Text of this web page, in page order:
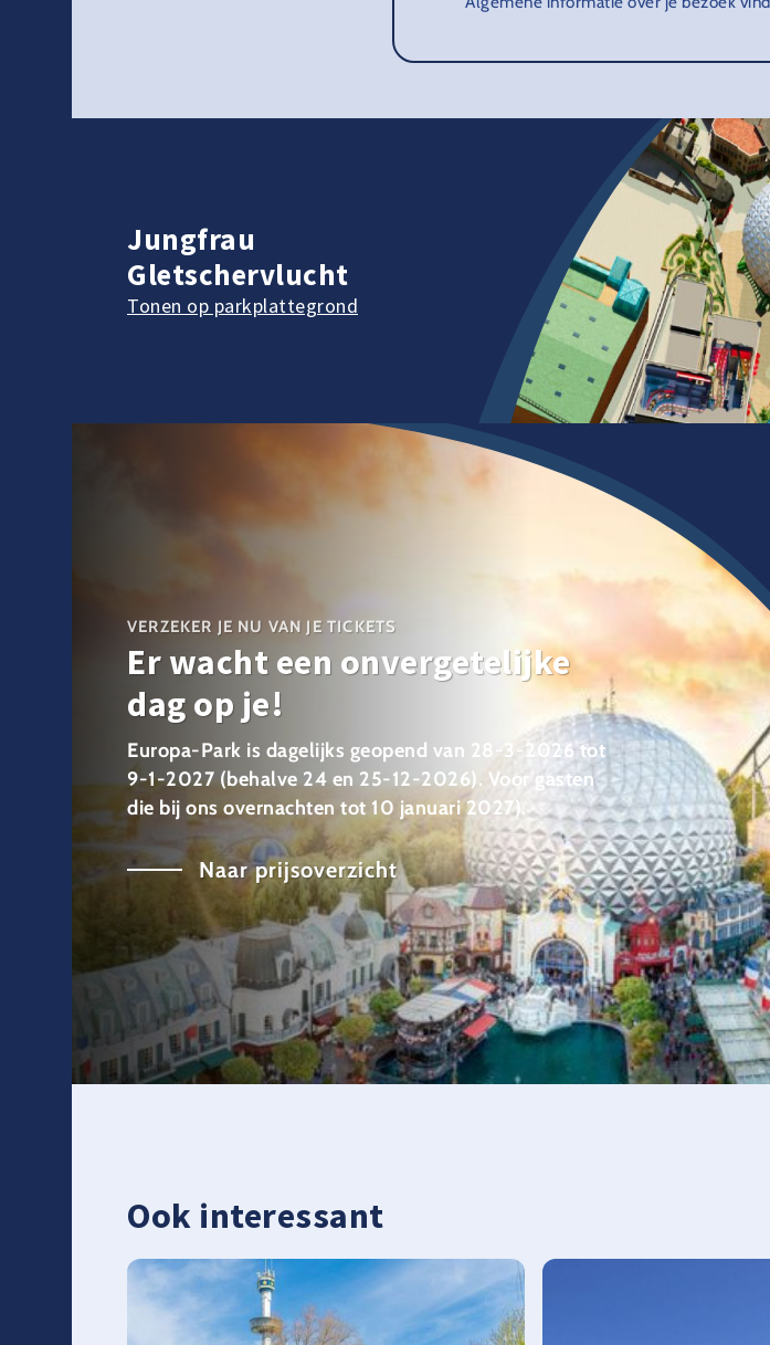
Jungfrau
Gletschervlucht
Tonen op parkplattegrond
VERZEKER JE NU VAN JE TICKETS
Er wacht een onvergetelijke
dag op je!
Europa-Park is dagelijks geopend van 28-3-2026 tot
9-1-2027 (behalve 24 en 25-12-2026). Voor gasten
die bij ons overnachten tot 10 januari 2027).
Naar prijsoverzicht
Ook interessant